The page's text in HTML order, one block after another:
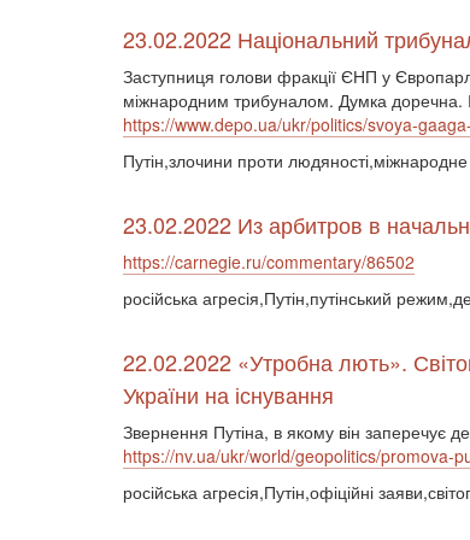
23.02.2022 Національний
Заступниця голови фракції ЄНП у
міжнародним трибуналом. Думка доречна.
https://www.depo.ua/ukr/politics/svoya-
Путін,злочини проти
23.02.2022 Из арбитров в
https://carnegie.ru/commentary/86502
російська агресія,Путін,путінський
22.02.2022 «Утробна лють».
України на існування
Звернення Путіна, в якому він заперечує
https://nv.ua/ukr/world/geopolitics/promova-
російська агресія,Путін,офіційні